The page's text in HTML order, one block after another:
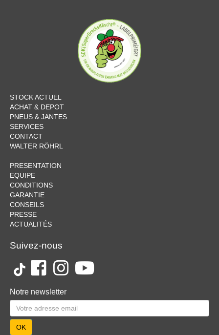
STOCK ACTUEL
ACHAT & DEPOT
PNEUS & JANTES
SERVICES
CONTACT
WALTER RÖHRL
PRESENTATION
EQUIPE
CONDITIONS
GARANTIE
CONSEILS
PRESSE
ACTUALITÉS
Suivez-nous
Notre newsletter
OK